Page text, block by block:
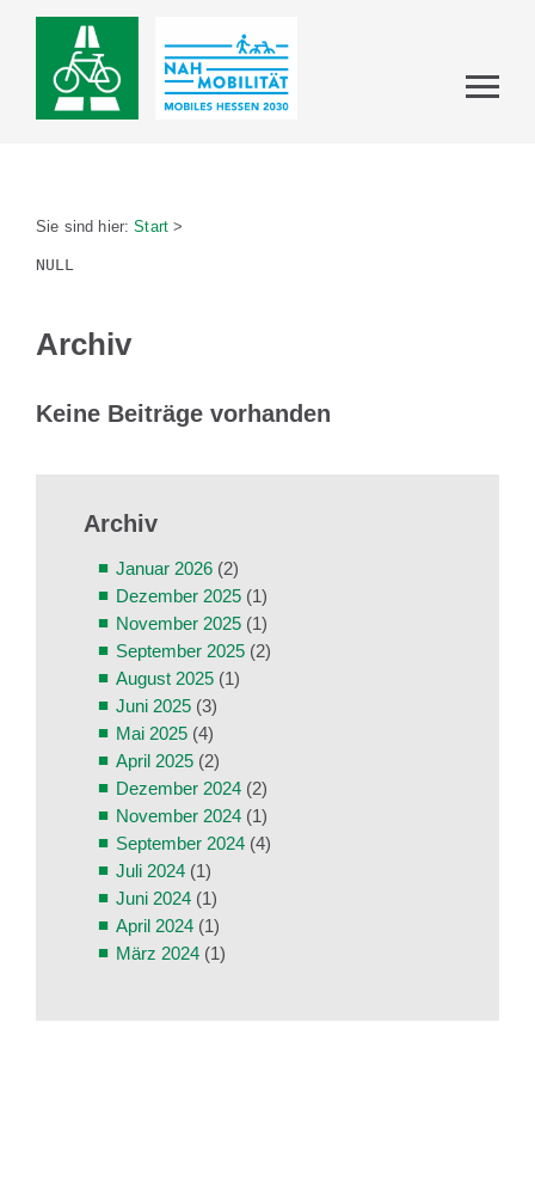
Sie sind hier:Start >
Archiv
Keine Beiträge vorhanden
Archiv
Januar 2026 (2)
Dezember 2025 (1)
November 2025 (1)
September 2025 (2)
August 2025 (1)
Juni 2025 (3)
Mai 2025 (4)
April 2025 (2)
Dezember 2024 (2)
November 2024 (1)
September 2024 (4)
Juli 2024 (1)
Juni 2024 (1)
April 2024 (1)
März 2024 (1)